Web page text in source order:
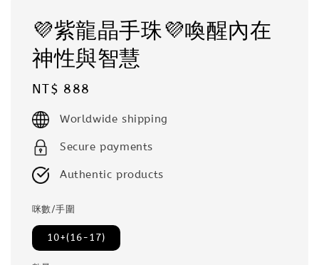
💜紫龍晶手珠💜喚醒內在
神性與智慧
Regular
price
NT$ 888
Worldwide shipping
Secure payments
Authentic products
咪數/手圍
10+(16-17)